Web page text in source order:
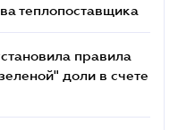
теплопоставщика
правила
доли в счете